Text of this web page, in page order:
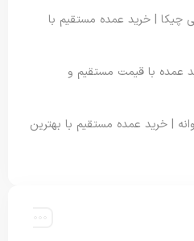
چیکا | خرید عمده مستقیم با
عمده با قیمت مستقیم و
| خرید عمده مستقیم با بهترین